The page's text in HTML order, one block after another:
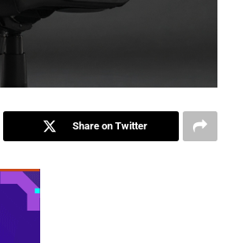
Share on Twitter